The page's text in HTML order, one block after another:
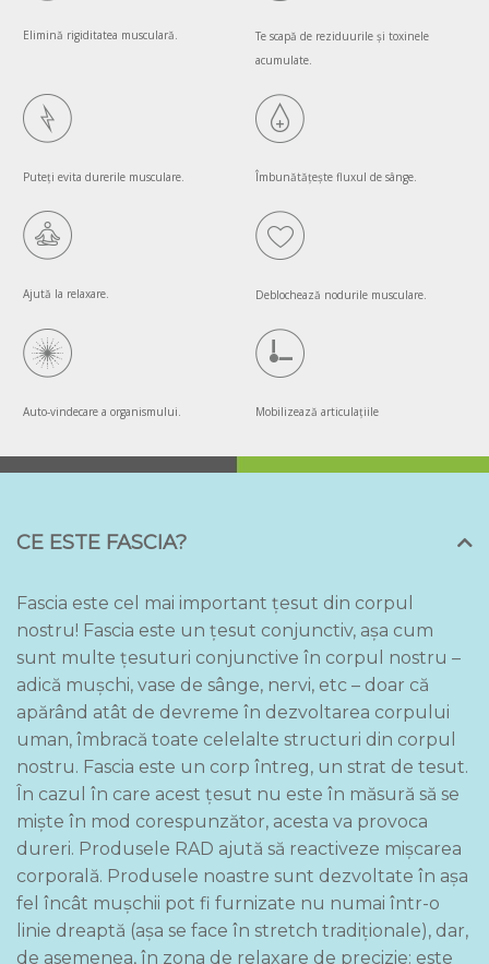
Elimină rigiditatea musculară.
Te scapă de reziduurile și toxinele
acumulate.
Puteți evita durerile musculare. Îmbunătățește fluxul de sânge.
Ajută la relaxare. Deblochează nodurile musculare.
Auto-vindecare a organismului. Mobilizează articulaţiile
CE ESTE FASCIA?
Fascia este cel mai important ţesut din corpul
nostru! Fascia este un ţesut conjunctiv, aşa cum
sunt multe ţesuturi conjunctive în corpul nostru –
adică muşchi, vase de sânge, nervi, etc – doar că
apărând atât de devreme în dezvoltarea corpului
uman, îmbracă toate celelalte structuri din corpul
nostru. Fascia este un corp întreg, un strat de tesut.
În cazul în care acest ţesut nu este în măsură să se
mişte în mod corespunzător, acesta va provoca
dureri. Produsele RAD ajută să reactiveze mișcarea
corporală. Produsele noastre sunt dezvoltate în aşa
fel încât mușchii pot fi furnizate nu numai într-o
linie dreaptă (aşa se face în stretch tradiţionale), dar,
de asemenea, în zona de relaxare de precizie: este